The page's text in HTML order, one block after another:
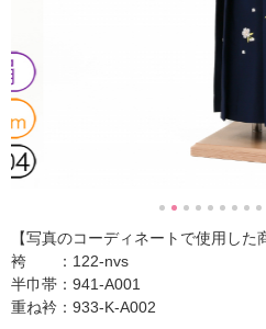
【写真のコーディネートで使用した
袴 ：122-nvs
半巾帯：941-A001
重ね衿：933-K-A002